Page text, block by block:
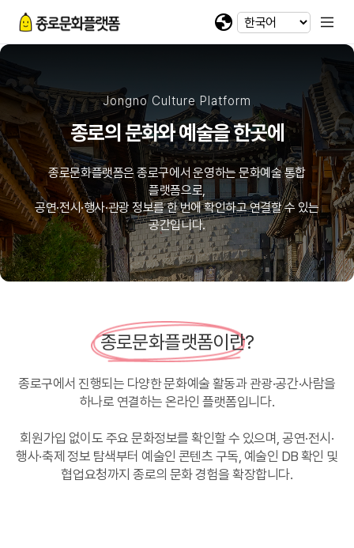
Jongno Culture Platform
종로의 문화와 예술을 한곳에
종로문화플랫폼은 종로구에서 운영하는 문화예술 통합
플랫폼으로,
공연·전시·행사·관광 정보를 한 번에 확인하고 연결할 수 있는
공간입니다.
종로문화플랫폼이란?
종로구에서 진행되는 다양한 문화예술 활동과 관광·공간·사람을
하나로 연결하는 온라인 플랫폼입니다.
회원가입 없이도 주요 문화정보를 확인할 수 있으며, 공연·전시·
행사·축제 정보 탐색부터 예술인 콘텐츠 구독, 예술인 DB 확인 및
협업요청까지 종로의 문화 경험을 확장합니다.
카카오 로그인
일회용 로그인
이메일
첨부파일
파일선택
jpg, jpeg, png, pdf 파일만 업로드 가능합니다. (10MB 이하)
첨부파일
공연명 선택
번호 선택
회차정보 발급수량
선택